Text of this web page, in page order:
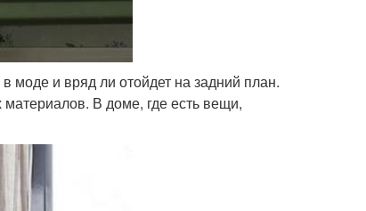
и вряд ли отойдет на задний план.
В доме, где есть вещи,